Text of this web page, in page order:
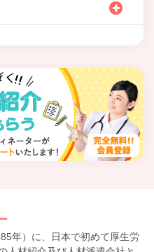
年）に、日本で初めて厚生労